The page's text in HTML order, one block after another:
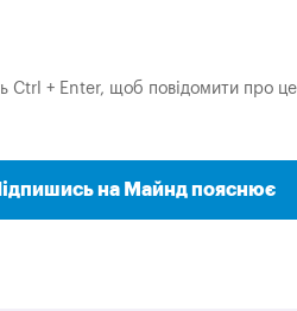
Ctrl + Enter, щоб повідомити про це
на Майнд пояснює